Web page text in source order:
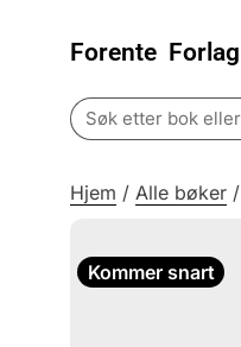
Forente Forlag
Search
for:
Hjem / Alle bøker /
Kommer snart